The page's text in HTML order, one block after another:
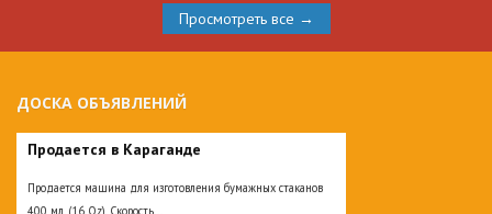
Просмотреть все →
ДОСКА ОБЪЯВЛЕНИЙ
Продается в Караганде
Продается машина для изготовления бумажных стаканов
400 мл. (16 Oz). Скорость...